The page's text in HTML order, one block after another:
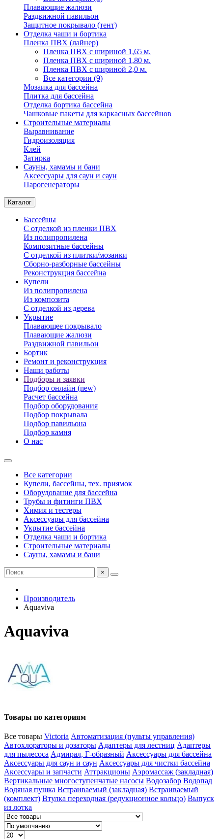
Плавающие жалюзи
Раздвижной павильон
Защитное покрывало (тент)
Отделка чаши и бортика
Пленка ПВХ (лайнер)
Пленка ПВХ с шириной 1,65 м.
Пленка ПВХ с шириной 1,80 м.
Пленка ПВХ с шириной 2,0 м.
Все категории (9)
Мозаика для бассейна
Плитка для бассейна
Отделка бортика бассейна
Чашковые пакеты для каркасных бассейнов
Строительные материалы
Выравнивание
Гидроизоляция
Клей
Затирка
Сауны, хамамы и бани
Аксессуары для саун и саун
Парогенераторы
Каталог
Бассейны
С отделкой из пленки ПВХ
Из полипропилена
Композитные бассейны
С отделкой из плитки/мозаики
Сборно-разборные бассейны
Реконструкция бассейна
Купели
Из полипропилена
Из композита
С отделкой из дерева
Укрытие
Плавающее покрывало
Плавающие жалюзи
Раздвижной павильон
Бортик
Ремонт и реконструкция
Наши работы
Подборы и заявки
Подбор онлайн (new)
Расчет бассейна
Подбор оборудования
Подбор покрывала
Подбор павильона
Подбор камня
О нас
Все категории
Купели, бассейны, тех. приямок
Оборудование для бассейна
Трубы и фитинги ПВХ
Химия и тестеры
Аксессуары для бассейна
Укрытие бассейна
Отделка чаши и бортика
Строительные материалы
Сауны, хамамы и бани
×
Производитель
Aquaviva
Aquaviva
Товары по категориям
Все товары Victoria Автоматизация (пульты управления)
Автохлораторы и дозаторы Адаптеры для лестниц Адаптеры
для пылесоса Адмирал, Г-образный Аксессуары для бассейна
Аксессуары для саун и саун Аксессуары для чистки бассейна
Аксессуары и запчасти Аттракционы Аэромассаж (закладная)
Вертикальные многоступенчатые насосы Водозабор Водопад
Водяная пушка Встраиваемый (закладная) Встраиваемый
(комплект) Втулка переходная (редукционное кольцо) Выпуск
из лотка